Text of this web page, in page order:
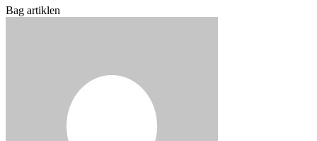
Bag artiklen